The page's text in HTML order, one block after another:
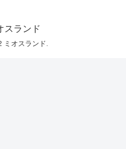
スランド
ミオスランド.